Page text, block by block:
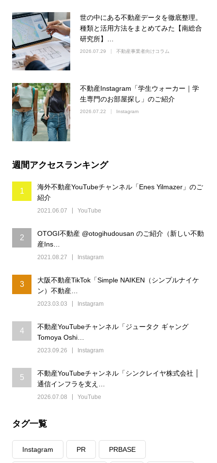
世の中にある不動産データを徹底整理。
種類と活用方法をまとめてみた【南総合
研究所】…
2026.07.29 不動産事業者向けコラム
不動産Instagram「学生ウォーカー｜学
生専門のお部屋探し」のご紹介
2026.07.22 Instagram
週間アクセスランキング
1
海外不動産YouTubeチャンネル「Enes Yilmazer」のご
紹介
2021.06.07 YouTube
2
OTOGI不動産 @otogihudousan のご紹介（新しい不動
産Ins…
2021.08.27 Instagram
3
大阪不動産TikTok「Simple NAIKEN（シンプルナイケ
ン）不動産…
2023.03.03 Instagram
4
不動産YouTubeチャンネル「ジュータク ギャング
Tomoya Oshi…
2023.09.26 Instagram
5
不動産YouTubeチャンネル「シンクレイヤ株式会社 │
通信インフラを支え…
2026.07.08 YouTube
タグ一覧
Instagram PR PRBASE